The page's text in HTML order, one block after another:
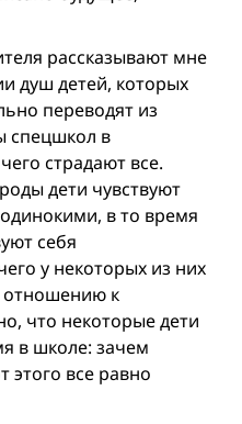
рассказывают мне
душ детей, которых
переводят из
спецшкол в
страдают все.
дети чувствуют
в то время
себя
у некоторых из них
отношению к
что некоторые дети
в школе: зачем
этого все равно